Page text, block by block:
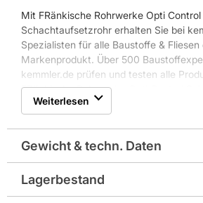
Mit FRänkische Rohrwerke Opti Control
Schachtaufsetzrohr erhalten Sie bei
Spezialisten für alle Baustoffe &
Markenprodukt. Über 500
kemmler.de prüfen und testen alle
FRänkische Rohrwerke Opti Control
den professionellen Einsatz.
Weiterlesen
Gewicht & techn. Daten
Abmessungen in mm: 315x1050/
Lagerbestand